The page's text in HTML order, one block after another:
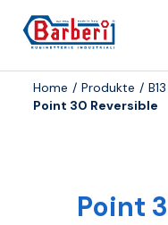
Home Produkte
Point 30 Reversible
Point